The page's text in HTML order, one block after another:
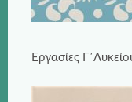
Εργασίες